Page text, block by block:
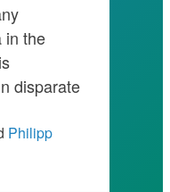
in the
disparate
Philipp